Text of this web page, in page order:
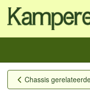
Chassis